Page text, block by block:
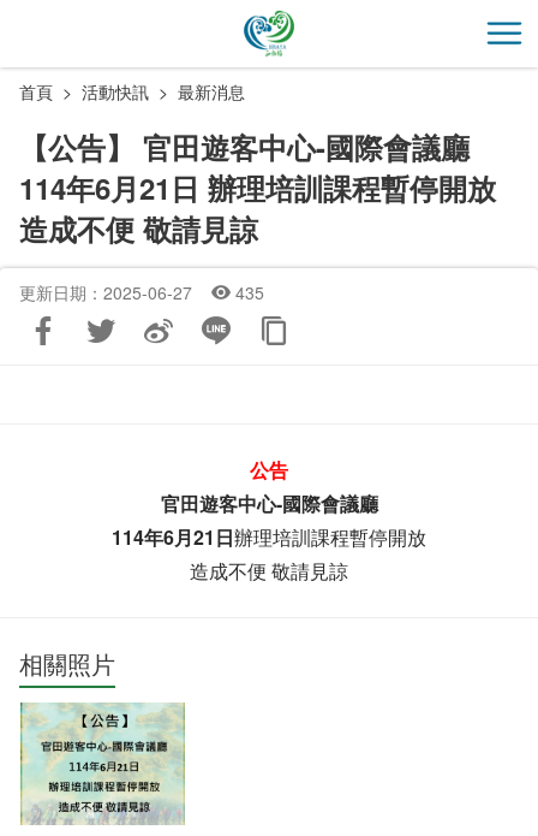
主
開
首頁 活動快訊 最新消息
【公告】 官田遊客中心-國際會議廳
114年6月21日 辦理培訓課程暫停開放
造成不便 敬請見諒
更新日期：2025-06-27 435
公告
官田遊客中心-國際會議廳
114年6月21日辦理培訓課程暫停開放
造成不便 敬請見諒
相關照片